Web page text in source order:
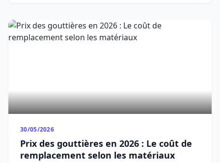
30/05/2026
Prix des gouttières en 2026 : Le coût de
remplacement selon les matériaux